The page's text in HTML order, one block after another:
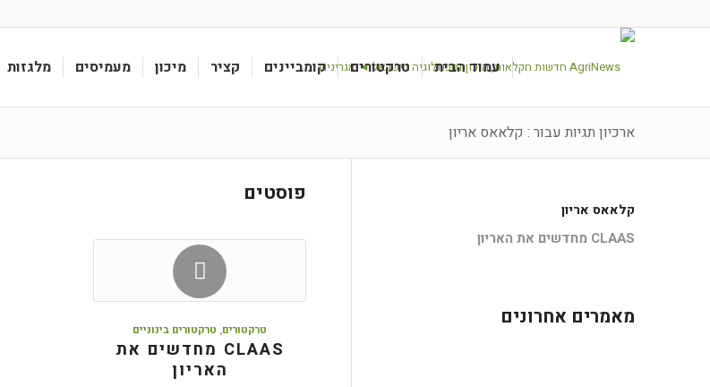
עמוד הבית טרקטורים קומביינים קציר מיכון מעמיסים מלגזות
ארכיון תגיות עבור : קלאאס אריון
פוסטים
טרקטורים, טרקטורים בינוניים
CLAAS מחדשים את
האריון
קלאאס אריון
CLAAS מחדשים את האריון
מאמרים אחרונים